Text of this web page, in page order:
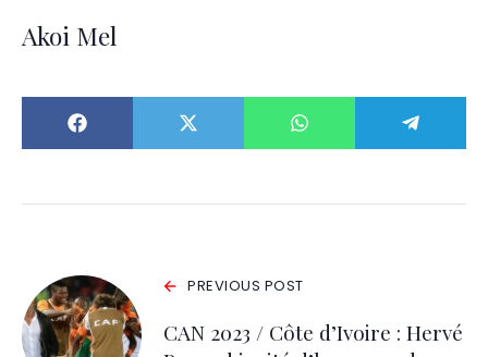
Akoi Mel
PREVIOUS POST
CAN 2023 / Côte d’Ivoire : Hervé